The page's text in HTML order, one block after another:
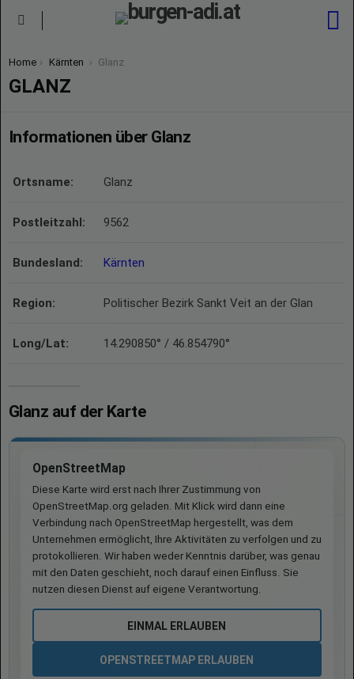
You are here:
Home Kärnten Glanz
GLANZ
Informationen über Glanz
Ortsname: Glanz
Postleitzahl: 9562
Bundesland: Kärnten
Region: Politischer Bezirk Sankt Veit an der Glan
Long/Lat: 14.290850° / 46.854790°
Glanz auf der Karte
OpenStreetMap
Diese Karte wird erst nach Ihrer Zustimmung von
OpenStreetMap.org geladen. Mit Klick wird dann eine
Verbindung nach OpenStreetMap hergestellt, was dem
Unternehmen ermöglicht, Ihre Aktivitäten zu verfolgen und zu
protokollieren. Wir haben weder Kenntnis darüber, was genau
mit den Daten geschieht, noch darauf einen Einfluss. Sie
nutzen diesen Dienst auf eigene Verantwortung.
EINMAL ERLAUBEN
OPENSTREETMAP ERLAUBEN